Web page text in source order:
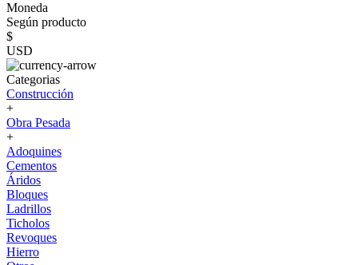
Moneda
Según producto
$
USD
Categorias
Construcción
+
Obra Pesada
+
Adoquines
Cementos
Áridos
Bloques
Ladrillos
Ticholos
Revoques
Hierro